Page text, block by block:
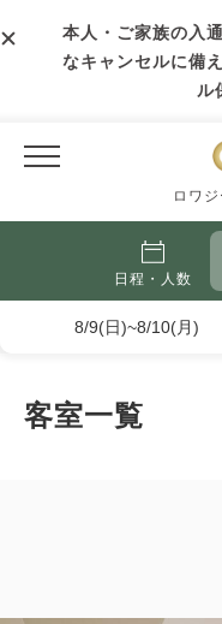
本人・ご家族の入
なキャンセルに備
ル
ロワ
日程・人数
8/9(日)~8/10(月)
客室一覧